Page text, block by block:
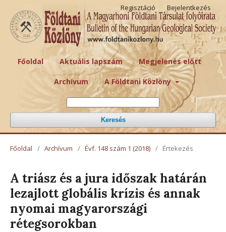
Főoldal Aktuális lapszám Megjelenés előtt
Archívum A Földtani Közlöny
Keresés
Regisztáció Bejelentkezés
Főoldal / Archívum / Évf. 148 szám 1 (2018) / Értekezés
A triász és a jura időszak határán
lezajlott globális krízis és annak
nyomai magyarországi
rétegsorokban